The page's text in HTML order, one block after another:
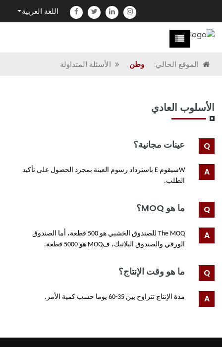
اللغة العربية
الموقع الحالي: وطن الأسئلة المتداولة
الأسلوب العادي
عينات مجانية؟
W
سيقوم E باسترداد رسوم العينة بمجرد الحصول على تأكيد
الطلب.
ما هو MOQ؟
Th
e MOQ للصندوق الخشبي هو 500 قطعة، أما الصندوق
الورقي والصندوق البلاتيك، فMOQ هو 5000 قطعة.
ما هو وقت الإنتاج؟
مدة الإنتاج تتراوح بين 35-60 يوما حسب كمية الأمر.